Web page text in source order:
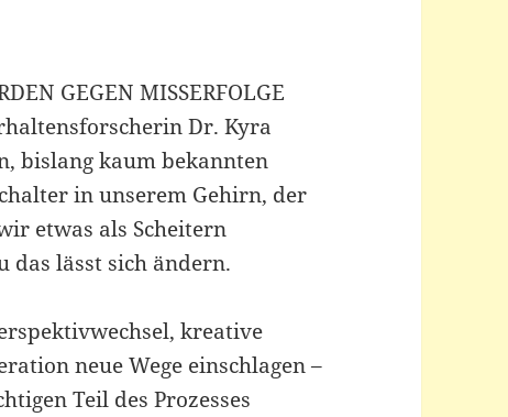
GEGEN MISSERFOLGE
Dr. Kyra
bislang kaum bekannten
in unserem Gehirn, der
etwas als Scheitern
das lässt sich ändern.
kreative
neue Wege einschlagen –
Teil des Prozesses